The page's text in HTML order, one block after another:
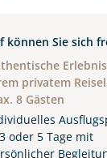
können Sie sich
privatem
8 Gästen
oder 5 Tage mit